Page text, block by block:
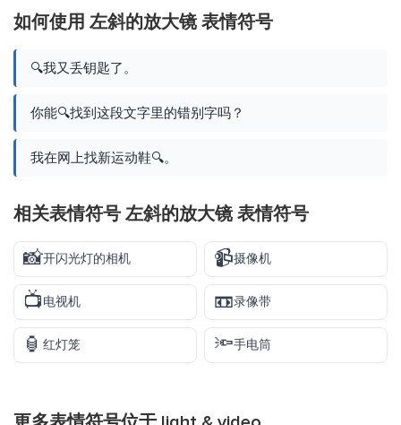
如何使用 左斜的放大镜 表情符号
🔍我又丢钥匙了。
你能🔍找到这段文字里的错别字吗？
我在网上找新运动鞋🔍。
相关表情符号 左斜的放大镜 表情符号
📸开闪光灯的相机 📹摄像机
📺电视机 📼录像带
🏮 红灯笼 🔦手电筒